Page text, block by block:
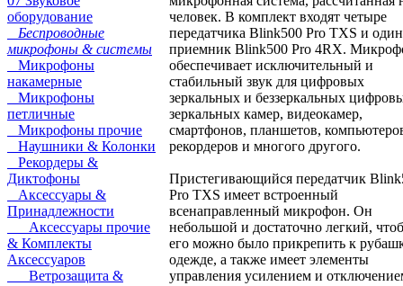
оборудование
Беспроводные
микрофоны & системы
Микрофоны
накамерные
Микрофоны
петличные
Микрофоны прочие
Наушники & Колонки
Рекордеры &
Диктофоны
Аксессуары &
Принадлежности
Аксессуары прочие
& Комплекты
Аксессуаров
Ветрозащита &
человек. В комплект входят четыре
передатчика Blink500 Pro TXS и один
приемник Blink500 Pro 4RX.
обеспечивает исключительный и
стабильный звук для цифровых
зеркальных и беззеркальных
зеркальных камер, видеокамер,
смартфонов, планшетов,
рекордеров и многого другого.
Пристегивающийся передатчик
Pro TXS имеет встроенный
всенаправленный микрофон. Он
небольшой и достаточно легкий,
его можно было прикрепить к
одежде, а также имеет элементы
управления усилением и